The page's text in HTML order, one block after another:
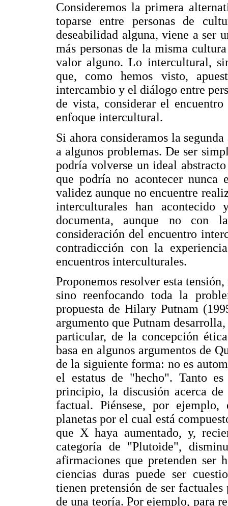
Consideremos la primera
toparse entre personas de
deseabilidad alguna, viene a ser
más personas de la misma
valor alguno. Lo intercultural,
que, como hemos visto,
intercambio y el diálogo entre
de vista, considerar el
enfoque intercultural.
Si ahora consideramos la
a algunos problemas. De ser
podría volverse un ideal
que podría no acontecer nunca
validez aunque no encuentre
interculturales han
documenta, aunque no con
consideración del encuentro
contradicción con la
encuentros interculturales.
Proponemos resolver esta
sino reenfocando toda la
propuesta de Hilary Putnam
argumento que Putnam
particular, de la concepción
basa en algunos argumentos de
de la siguiente forma: no es
el estatus de "hecho". Tanto
principio, la discusión acerca
factual. Piénsese, por
planetas por el cual está
que X haya aumentado, y,
categoría de "Plutoide",
afirmaciones que pretenden ser
ciencias duras puede ser
tienen pretensión de ser
de una teoría. Por ejemplo, para